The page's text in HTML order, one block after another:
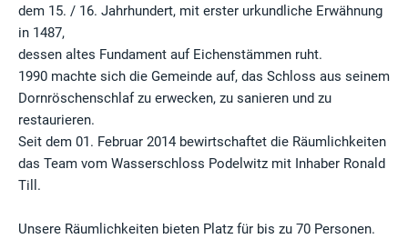
dem 15. / 16. Jahrhundert, mit erster urkundliche Erwähnung
in 1487,
dessen altes Fundament auf Eichenstämmen ruht.
1990 machte sich die Gemeinde auf, das Schloss aus seinem
Dornröschenschlaf zu erwecken, zu sanieren und zu
restaurieren.
Seit dem 01. Februar 2014 bewirtschaftet die Räumlichkeiten
das Team vom Wasserschloss Podelwitz mit Inhaber Ronald
Till.
Unsere Räumlichkeiten bieten Platz für bis zu 70 Personen.